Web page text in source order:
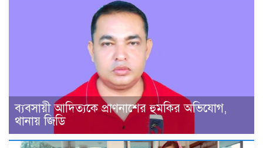
ব্যবসায়ী আদিত্যকে প্রাণনাশের হুমকির অভিযোগ,
থানায় জিডি